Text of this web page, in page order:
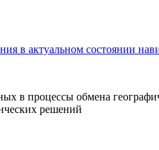
в актуальном состоянии
в процессы обмена
решений